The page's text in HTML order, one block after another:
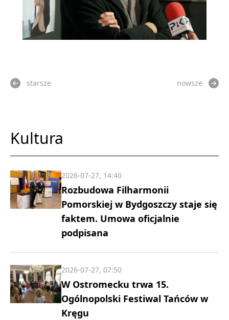
starsze nowsze
Kultura
Rozbudowa Filharmonii
Pomorskiej w Bydgoszczy staje się
faktem. Umowa oficjalnie
podpisana
2026-07-27, 14:40
W Ostromecku trwa 15.
Ogólnopolski Festiwal Tańców w
Kręgu
2026-07-27, 07:50